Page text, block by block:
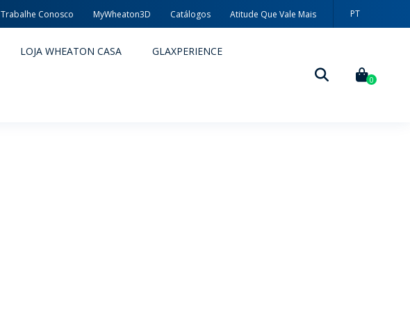
Trabalhe Conosco MyWheaton3D Catálogos Atitude Que Vale Mais
PT
LOJA WHEATON CASA GLAXPERIENCE
0